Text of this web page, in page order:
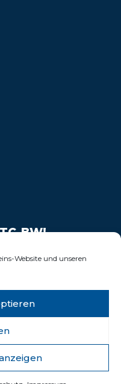
Website und unseren
BW!
Wiesbaden e.V.